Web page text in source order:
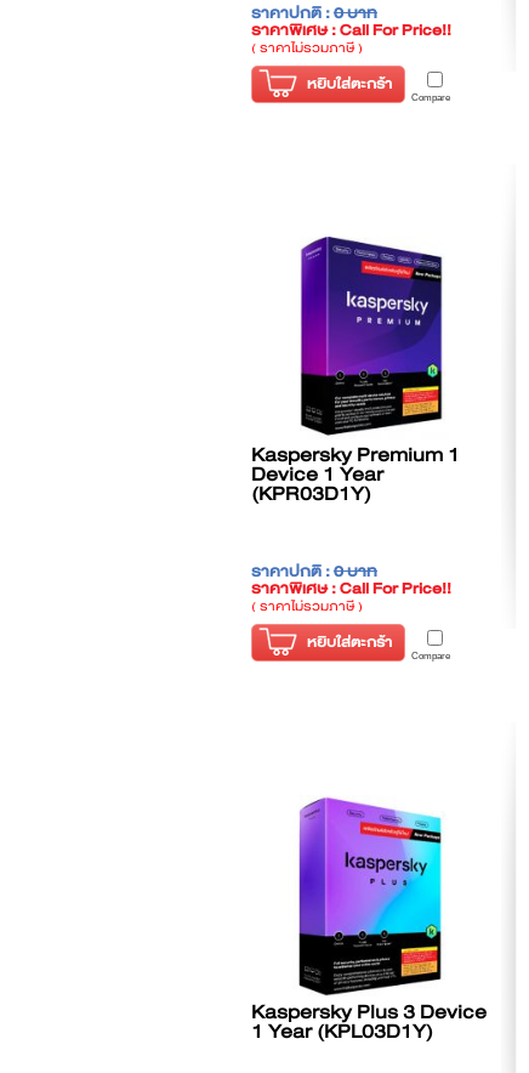
ราคาปกติ :0 บาท
ราคาพิเศษ : Call For Price!!
( ราคาไม่รวมภาษี )
หยิบใส่ตะกร้า
Compare
Kaspersky Premium 1
Device 1 Year
(KPR03D1Y)
ราคาปกติ :0 บาท
ราคาพิเศษ : Call For Price!!
( ราคาไม่รวมภาษี )
หยิบใส่ตะกร้า
Compare
Kaspersky Plus 3 Device
1 Year (KPL03D1Y)